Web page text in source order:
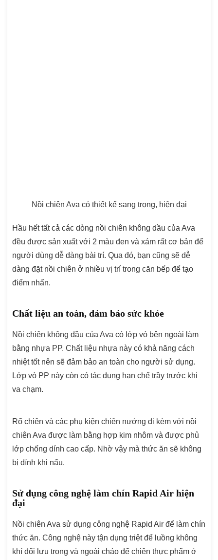
Nồi chiên Ava có thiết kế sang trọng, hiện đại
Hầu hết tất cả các dòng nồi chiên không dầu của Ava
đều được sản xuất với 2 màu đen và xám rất cơ bản để
người dùng dễ dàng bài trí. Qua đó, bạn cũng sẽ dễ
dàng đặt nồi chiên ở nhiều vị trí trong căn bếp để tạo
điểm nhấn.
Chất liệu an toàn, đảm bảo sức khỏe
Nồi chiên không dầu của Ava có lớp vỏ bên ngoài làm
bằng nhựa PP. Chất liệu nhựa này có khả năng cách
nhiệt tốt nên sẽ đảm bảo an toàn cho người sử dụng.
Lớp vỏ PP này còn có tác dụng hạn chế trầy trước khi
va chạm.
Rổ chiên và các phụ kiện chiên nướng đi kèm với nồi
chiên Ava được làm bằng hợp kim nhôm và được phủ
lớp chống dính cao cấp. Nhờ vậy mà thức ăn sẽ không
bị dính khi nấu.
Sử dụng công nghệ làm chín Rapid Air hiện
đại
Nồi chiên Ava sử dụng công nghệ Rapid Air để làm chín
thức ăn. Công nghệ này tận dụng triệt để luồng không
khí đối lưu trong và ngoài chảo để chiên thực phẩm ở